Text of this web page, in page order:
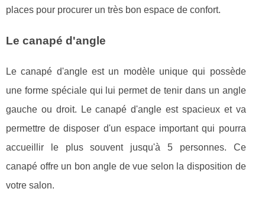
places pour procurer un très bon espace de confort.
Le canapé d'angle
Le canapé d'angle est un modèle unique qui possède
une forme spéciale qui lui permet de tenir dans un angle
gauche ou droit. Le canapé d'angle est spacieux et va
permettre de disposer d'un espace important qui pourra
accueillir le plus souvent jusqu'à 5 personnes. Ce
canapé offre un bon angle de vue selon la disposition de
votre salon.